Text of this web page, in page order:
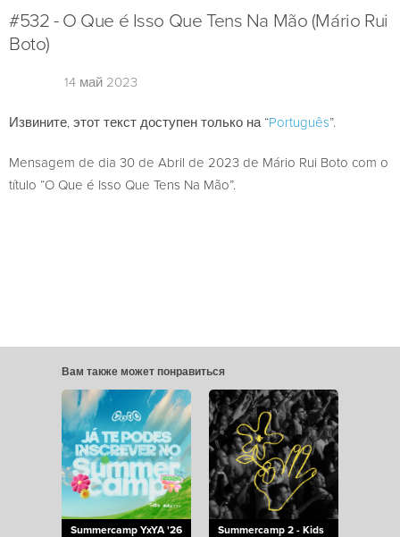
#532 - O Que é Isso Que Tens Na Mão (Mário Rui
Boto)
14 май 2023
Извините, этот текст доступен только на “Português”.
Mensagem de dia 30 de Abril de 2023 de Mário Rui Boto com o
título “O Que é Isso Que Tens Na Mão”.
Вам также может понравиться
Summercamp YxYA '26
Summercamp 2 - Kids